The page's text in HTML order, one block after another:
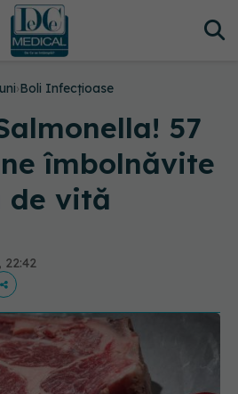
›Boli Infecțioase
57
îmbolnăvite
de vită
22:42